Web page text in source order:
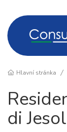
Hlavní stránka
di